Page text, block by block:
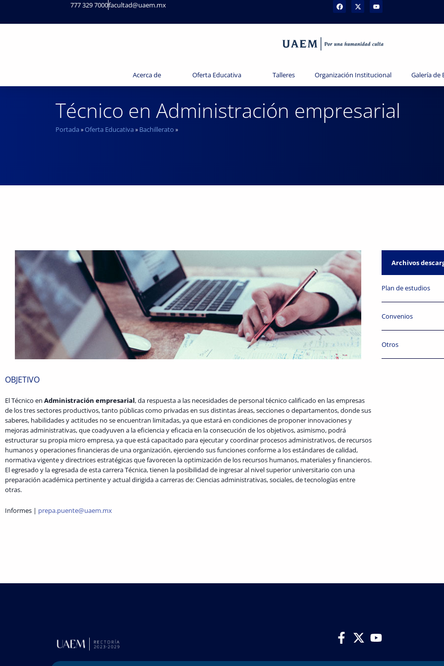
777 329 7000facultad@uaem.mx
Acerca de Oferta Educativa Talleres Organización Institucional Galería de
Técnico en Administración empresarial
Portada » Oferta Educativa » Bachillerato »
OBJETIVO
El Técnico en Administración empresarial, da respuesta a las necesidades de personal técnico calificado en las empresas
de los tres sectores productivos, tanto públicas como privadas en sus distintas áreas, secciones o departamentos, donde sus
saberes, habilidades y actitudes no se encuentran limitadas, ya que estará en condiciones de proponer innovaciones y
mejoras administrativas, que coadyuven a la eficiencia y eficacia en la consecución de los objetivos, asimismo, podrá
estructurar su propia micro empresa, ya que está capacitado para ejecutar y coordinar procesos administrativos, de recursos
humanos y operaciones financieras de una organización, ejerciendo sus funciones conforme a los estándares de calidad,
normativa vigente y directrices estratégicas que favorecen la optimización de los recursos humanos, materiales y financieros.
El egresado y la egresada de esta carrera Técnica, tienen la posibilidad de ingresar al nivel superior universitario con una
preparación académica pertinente y actual dirigida a carreras de: Ciencias administrativas, sociales, de tecnologías entre
otras.
Informes | prepa.puente@uaem.mx
Archivos
Plan de estudios
Convenios
Otros